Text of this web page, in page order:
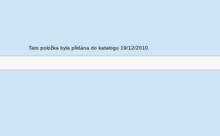
Tato položka byla přidána do katalogu 19/12/2010.